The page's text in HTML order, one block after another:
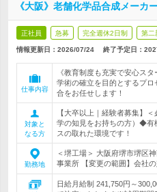
《大阪》老舗化学品合成メー
正社員 急募 完全週休2日制 第二
情報更新日：2026/07/24 終了予定日：
仕事内容
《教育制度も充実で安心ス
学術の確立を目的とするプ
合をお任せします！
対象と
なる方
【大卒以上｜経験者募集】
学の知見をお持ちの方）◆有
スの取れた環境です！
勤務地
＜堺工場＞ 大阪府堺市堺区
事業所 【変更の範囲】会社
日給月給制 241,750円～